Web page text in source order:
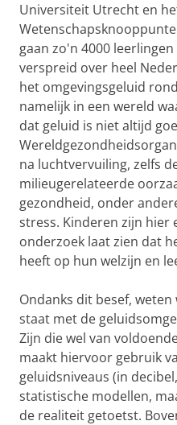
Universiteit Utrecht en
gaan zo'n 4000
verspreid over heel
het omgevingsgeluid
namelijk in een wereld
dat geluid is niet altijd
na luchtvervuiling, zelfs
milieugerelateerde
gezondheid, onder
stress. Kinderen zijn hier
onderzoek laat zien dat
heeft op hun welzijn en
Ondanks dit besef,
staat met de
Zijn die wel van
maakt hiervoor gebruik
geluidsniveaus (in
statistische modellen,
de realiteit getoetst.